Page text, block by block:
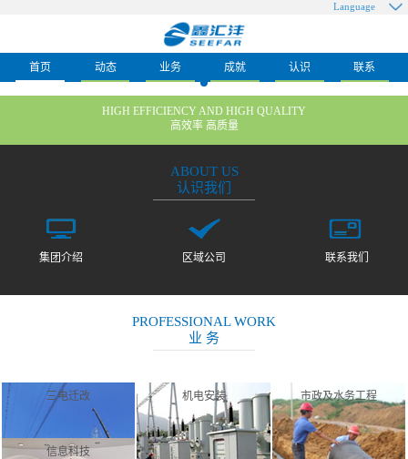
Language
首页 动态 业务 成就 认识 联系
HIGH EFFICIENCY AND HIGH QUALITY
高效率 高质量
ABOUT US
认识我们
集团介绍 区域公司 联系我们
PROFESSIONAL WORK
业 务
三电迁改 机电安装 市政及水务工程
信息科技